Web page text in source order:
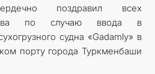
поздравил всех
по случаю ввода в
судна «Gadamly» в
порту города Туркменбаши